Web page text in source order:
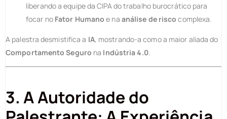
liberando a equipe da CIPA do trabalho burocrático para
focar no Fator Humano e na análise de risco complexa.
A palestra desmistifica a IA, mostrando-a como a maior aliada do
Comportamento Seguro na Indústria 4.0.
3. A Autoridade do